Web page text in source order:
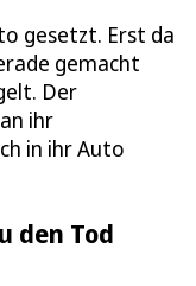
gesetzt. Erst da
gemacht
Der
ihr
in ihr Auto
den Tod